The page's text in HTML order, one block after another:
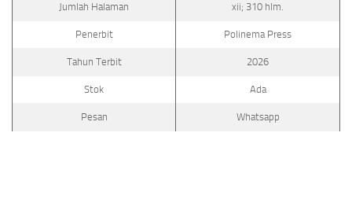
Jumlah Halaman xii; 310 hlm.
Penerbit Polinema Press
Tahun Terbit 2026
Stok Ada
Pesan Whatsapp